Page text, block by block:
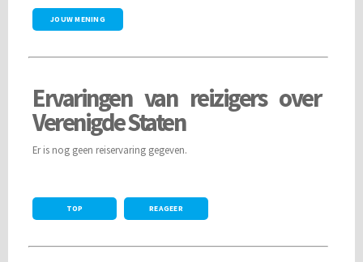
JOUW MENING
Ervaringen van reizigers over
Verenigde Staten
Er is nog geen reiservaring gegeven.
TOP REAGEER